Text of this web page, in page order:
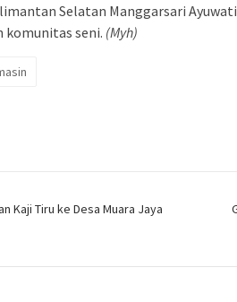
Selatan Manggarsari
komunitas seni. (Myh)
Kaji Tiru ke Desa Muara Jaya